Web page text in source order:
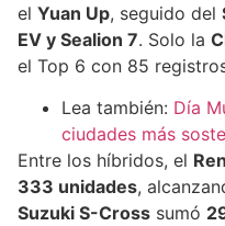
el Yuan Up, seguido del
EV y Sealion 7. Solo la
el Top 6 con 85
Lea también: Día
ciudades más
Entre los híbridos, el
333 unidades,
Suzuki S-Cross sumó